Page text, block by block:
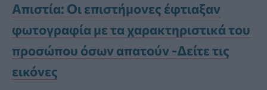
Απιστία: Οι επιστήμονες έφτιαξαν
φωτογραφία με τα χαρακτηριστικά του
προσώπου όσων απατούν -Δείτε τις
εικόνες